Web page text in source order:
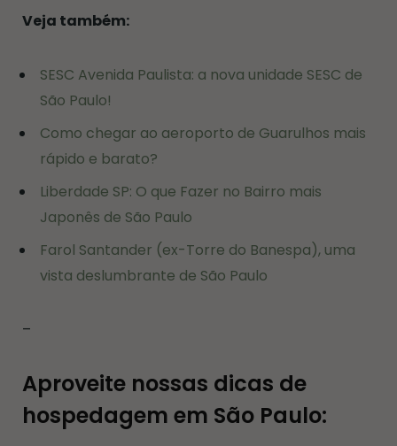
Veja também:
SESC Avenida Paulista: a nova unidade SESC de
São Paulo!
Como chegar ao aeroporto de Guarulhos mais
rápido e barato?
Liberdade SP: O que Fazer no Bairro mais
Japonês de São Paulo
Farol Santander (ex-Torre do Banespa), uma
vista deslumbrante de São Paulo
–
Aproveite nossas dicas de
hospedagem em São Paulo: